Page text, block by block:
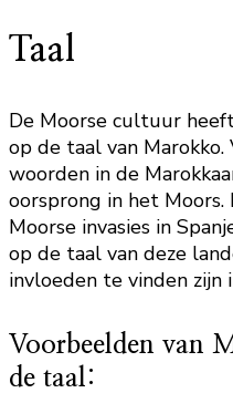
Taal
De Moorse cultuur
op de taal van Marokko.
woorden in de
oorsprong in het
Moorse invasies in
op de taal van deze
invloeden te vinden zijn
Voorbeelden van
de taal: